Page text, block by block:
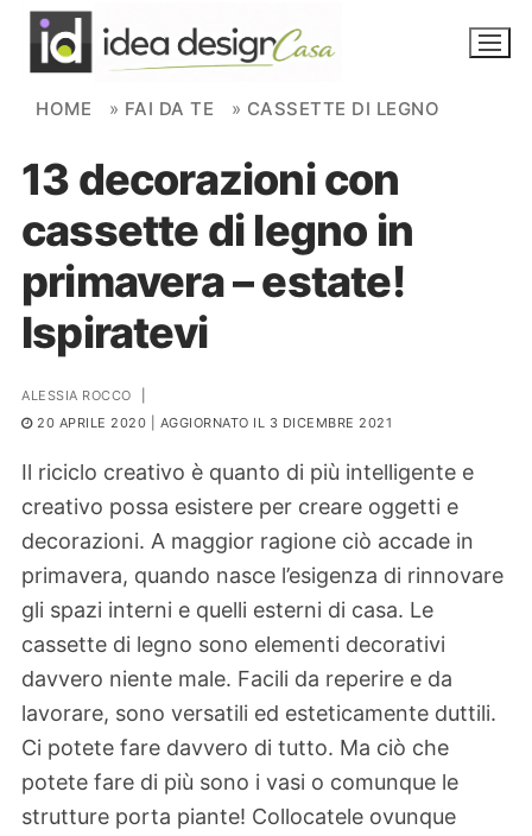
Skip to content
NOVITÀ
AMBIENTI
FAI DA TE
PIANTE
Ortaggio
Search for:
HOME » FAI DA TE » CASSETTE DI LEGNO
13 decorazioni con
cassette di legno in
primavera – estate!
Ispiratevi
ALESSIA ROCCO
20 APRILE 2020 | AGGIORNATO IL 3 DICEMBRE 2021
Il riciclo creativo è quanto di più intelligente e
creativo possa esistere per creare oggetti e
decorazioni. A maggior ragione ciò accade in
primavera, quando nasce l’esigenza di rinnovare
gli spazi interni e quelli esterni di casa. Le
cassette di legno sono elementi decorativi
davvero niente male. Facili da reperire e da
lavorare, sono versatili ed esteticamente duttili.
Ci potete fare davvero di tutto. Ma ciò che
potete fare di più sono i vasi o comunque le
strutture porta piante! Collocatele ovunque